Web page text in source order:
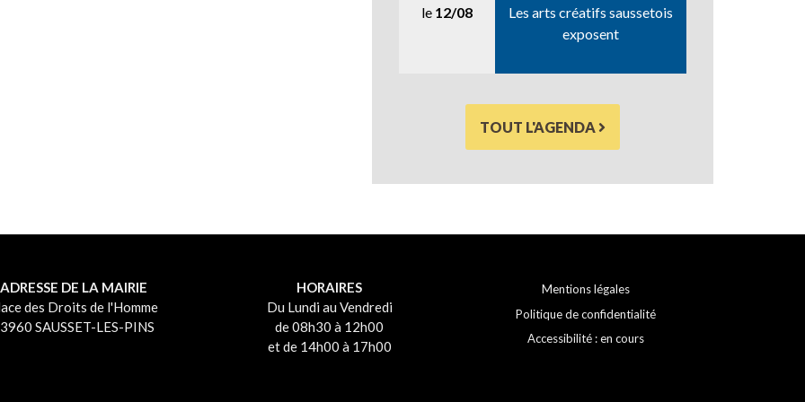
le 12/08
Les arts créatifs saussetois
exposent
TOUT L'AGENDA
ADRESSE DE LA MAIRIE
des Droits de l'Homme
SAUSSET-LES-PINS
HORAIRES
Du Lundi au Vendredi
de 08h30 à 12h00
et de 14h00 à 17h00
Mentions légales
Politique de confidentialité
Accessibilité : en cours